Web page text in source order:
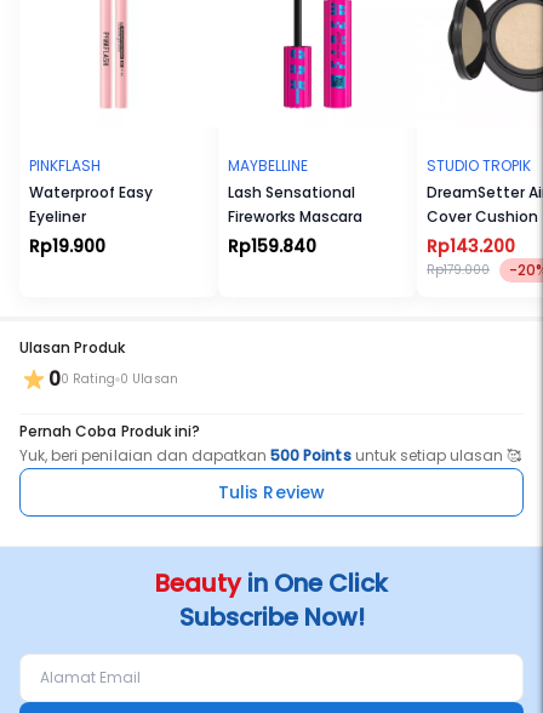
PINKFLASH
Waterproof Easy
Eyeliner
Rp19.900
MAYBELLINE
Lash Sensational
Fireworks Mascara
Rp159.840
STUDIO TROPIK
DreamSetter
Cover Cushion
Rp143.200
Rp179.000 -
Ulasan Produk
00 Rating 0 Ulasan
Pernah Coba Produk ini?
Yuk, beri penilaian dan dapatkan500 Pointsuntuk setiap ulasan 🥰
Tulis Review
Beautyin One Click
Subscribe Now!